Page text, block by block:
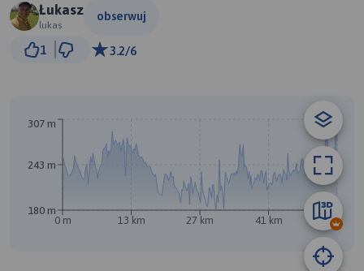
Łukasz
lukas
obserwuj
1 3.2/6
0 m 13 km 27 km 41 km 55 km
180 m
243 m
307 m